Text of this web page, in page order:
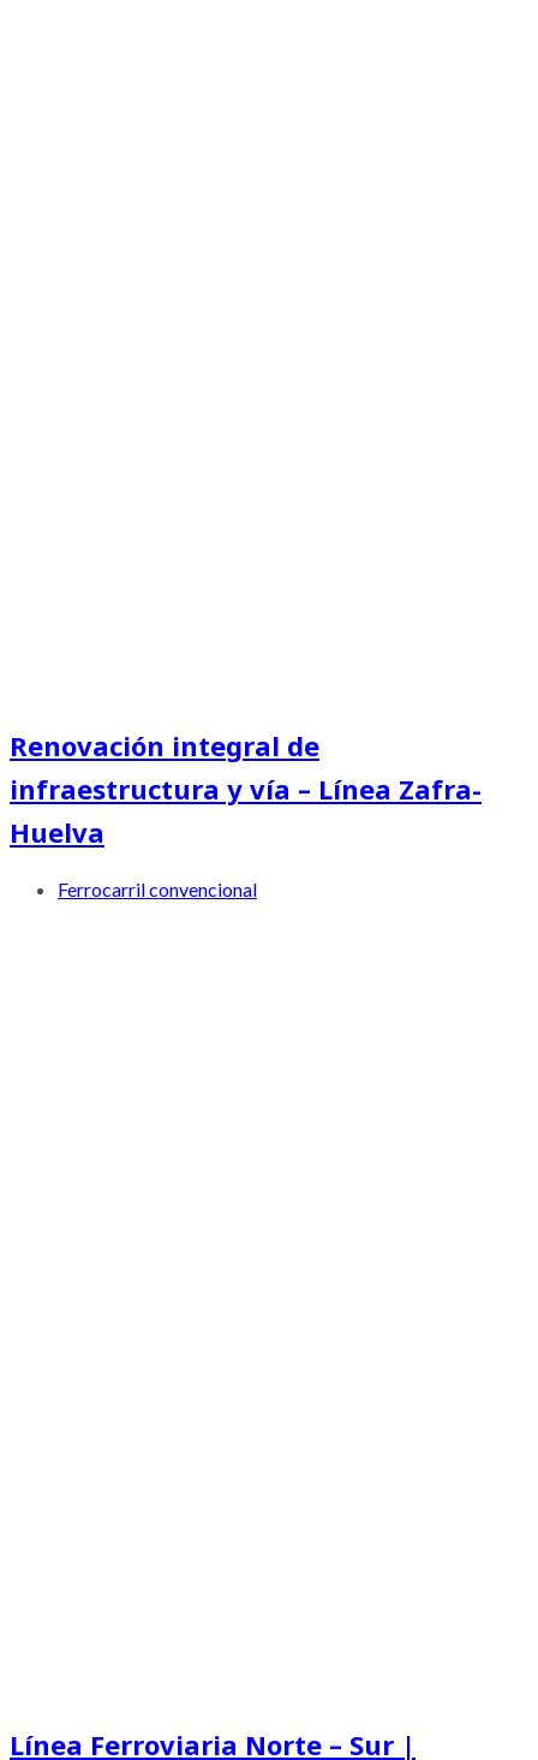
Renovación integral de
infraestructura y vía – Línea Zafra-
Huelva
Ferrocarril convencional
Línea Ferroviaria Norte – Sur |